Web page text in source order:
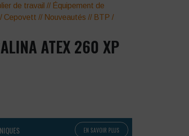
de travail // Équipement de
/ Cepovett // Nouveautés // BTP /
ATEX 260 XP
EN SAVOIR PLUS